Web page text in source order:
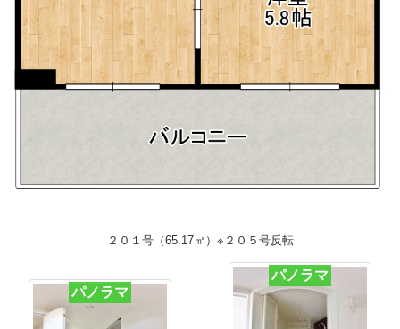
２０１号（65.17㎡）※２０５号反転
パノラマ
パノラマ